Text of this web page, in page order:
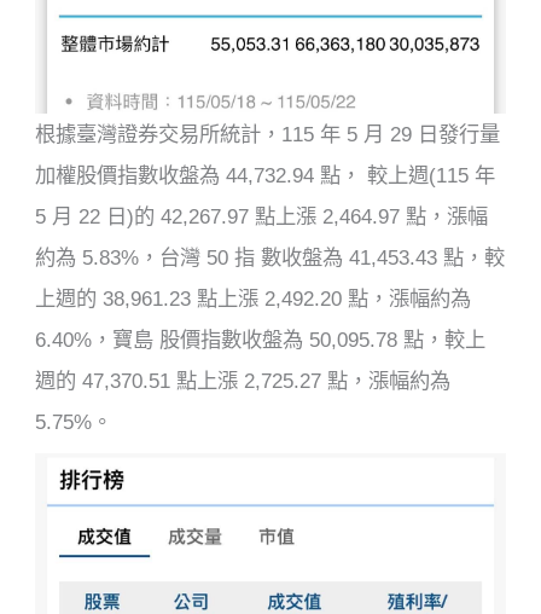
根據臺灣證券交易所統計，115 年 5 月 29 日發行量
加權股價指數收盤為 44,732.94 點， 較上週(115 年
5 月 22 日)的 42,267.97 點上漲 2,464.97 點，漲幅
約為 5.83%，台灣 50 指 數收盤為 41,453.43 點，較
上週的 38,961.23 點上漲 2,492.20 點，漲幅約為
6.40%，寶島 股價指數收盤為 50,095.78 點，較上
週的 47,370.51 點上漲 2,725.27 點，漲幅約為
5.75%。